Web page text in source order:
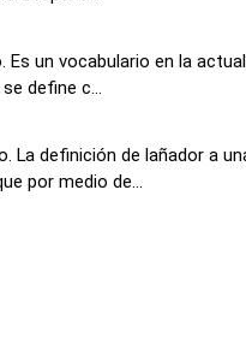
un vocabulario en la
define c...
La definición de lañador a
por medio de...